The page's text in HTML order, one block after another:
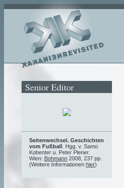
Senior Editor
Seitenwechsel. Geschichten
vom Fußball . Hgg. v. Samo
Kobenter u. Peter Plener.
Wien: Bohmann 2008, 237 pp.
(Weitere Informationen hier)